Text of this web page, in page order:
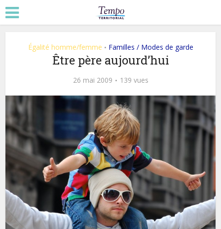
Égalité homme/femme • Familles / Modes de garde
Être père aujourd’hui
26 mai 2009 139 vues